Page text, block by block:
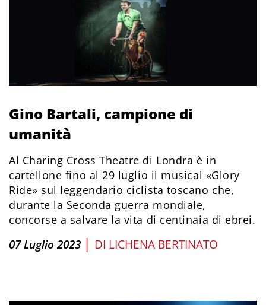
Gino Bartali, campione di
umanità
Al Charing Cross Theatre di Londra è in
cartellone fino al 29 luglio il musical «Glory
Ride» sul leggendario ciclista toscano che,
durante la Seconda guerra mondiale,
concorse a salvare la vita di centinaia di ebrei.
07 Luglio 2023 | DI LICHENA BERTINATO